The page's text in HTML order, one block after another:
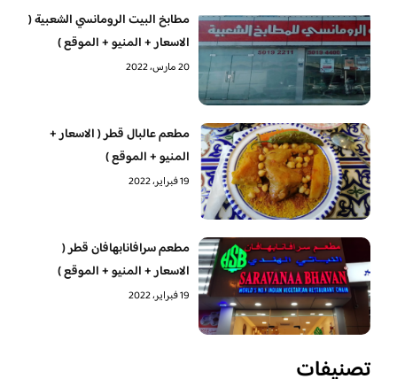
مطابخ البيت الرومانسي الشعبية (
الاسعار + المنيو + الموقع )
20 مارس، 2022
مطعم عالبال قطر ( الاسعار +
المنيو + الموقع )
19 فبراير، 2022
مطعم سرافانابهافان قطر (
الاسعار + المنيو + الموقع )
19 فبراير، 2022
تصنيفات